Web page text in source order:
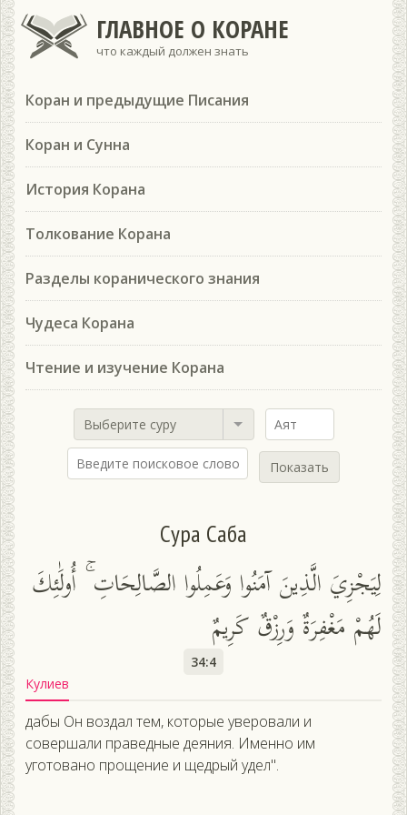
ГЛАВНОЕ О КОРАНЕ
что каждый должен знать
Коран и предыдущие Писания
Коран и Сунна
История Корана
Толкование Корана
Разделы коранического знания
Чудеса Корана
Чтение и изучение Корана
Выберите суру
Показать
Сура Саба
لِيَجْزِيَ الَّذِينَ آمَنُوا وَعَمِلُوا الصَّالِحَاتِ ۚ أُولَٰئِكَ
لَهُمْ مَغْفِرَةٌ وَرِزْقٌ كَرِيمٌ
34:4
Кулиев
дабы Он воздал тем, которые уверовали и
совершали праведные деяния. Именно им
уготовано прощение и щедрый удел".